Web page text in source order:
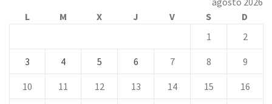
L
M X J V S
D
1
2
3 4 5 6 7 8 9
10 11 12 13 14 15 16